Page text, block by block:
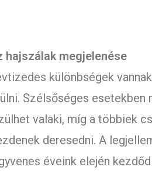
hajszálak megjelenése
különbségek
Szélsőséges esetekben
valaki, míg a többiek
deresedni. A
éveink elején